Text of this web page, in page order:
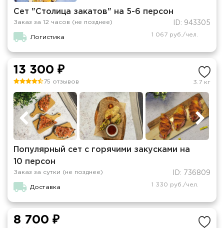
Сет "Столица закатов" на 5-6 персон
Заказ за 12 часов (не позднее) ID: 943305
Логистика 1 067 руб./чел.
13 300 ₽
75 отзывов 3.7 кг
Популярный сет с горячими закусками на
10 персон
Заказ за сутки (не позднее) ID: 736809
Доставка 1 330 руб./чел.
8 700 ₽